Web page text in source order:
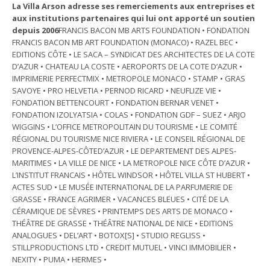
La Villa Arson adresse ses remerciements aux entreprises et
aux institutions partenaires qui lui ont apporté un soutien
depuis 2006FRANCIS BACON MB ARTS FOUNDATION • FONDATION
FRANCIS BACON MB ART FOUNDATION (MONACO) • RAZEL BEC •
EDITIONS CÔTE • LE SACA – SYNDICAT DES ARCHITECTES DE LA COTE
D’AZUR • CHATEAU LA COSTE • AEROPORTS DE LA COTE D’AZUR •
IMPRIMERIE PERFECTMIX • METROPOLE MONACO • STAMP • GRAS
SAVOYE • PRO HELVETIA • PERNOD RICARD • NEUFLIZE VIE •
FONDATION BETTENCOURT • FONDATION BERNAR VENET •
FONDATION IZOLYATSIA • COLAS • FONDATION GDF – SUEZ • ARJO
WIGGINS • L’OFFICE METROPOLITAIN DU TOURISME • LE COMITÉ
RÉGIONAL DU TOURISME NICE RIVIERA • LE CONSEIL RÉGIONAL DE
PROVENCE-ALPES-CÔTED’AZUR • LE DEPARTEMENT DES ALPES-
MARITIMES • LA VILLE DE NICE • LA METROPOLE NICE CÔTE D’AZUR •
L’INSTITUT FRANCAIS • HÔTEL WINDSOR • HÔTEL VILLA ST HUBERT •
ACTES SUD • LE MUSÉE INTERNATIONAL DE LA PARFUMERIE DE
GRASSE • FRANCE AGRIMER • VACANCES BLEUES • CITÉ DE LA
CÉRAMIQUE DE SÈVRES • PRINTEMPS DES ARTS DE MONACO •
THÉÂTRE DE GRASSE • THÉÂTRE NATIONAL DE NICE • EDITIONS
ANALOGUES • DEL’ART • BOTOX[S] • STUDIO REGLISS •
STILLPRODUCTIONS LTD • CREDIT MUTUEL • VINCI IMMOBILIER •
NEXITY • PUMA • HERMES •